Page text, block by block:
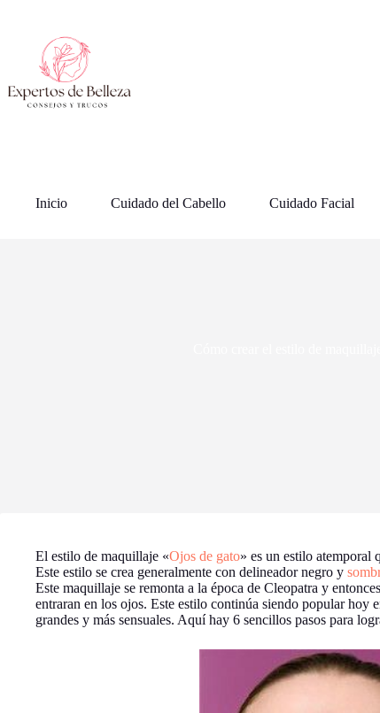
contenido
Inicio Cuidado del Cabello Cuidado Facial
El estilo de maquillaje «Ojos de gato» es un estilo atemporal
Este estilo se crea generalmente con delineador negro y
Este maquillaje se remonta a la época de Cleopatra y
entraran en los ojos. Este estilo continúa siendo popular hoy
grandes y más sensuales. Aquí hay 6 sencillos pasos para